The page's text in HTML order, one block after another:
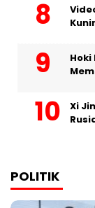
Xi
POLITIK